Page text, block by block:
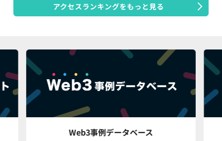
アクセスランキングをもっと見る
Web3事例データベース